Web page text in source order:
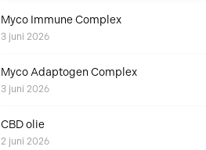
Myco Immune Complex
3 juni 2026
Myco Adaptogen Complex
3 juni 2026
CBD olie
2 juni 2026